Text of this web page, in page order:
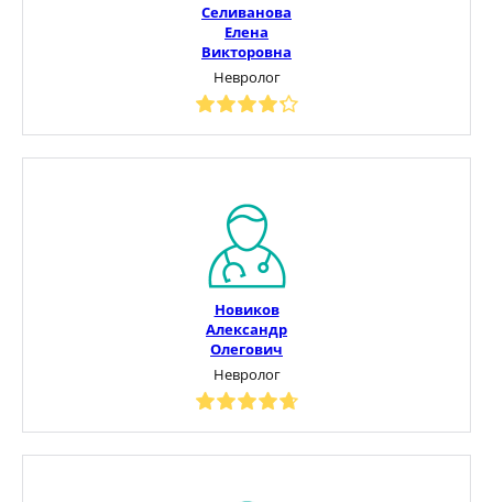
Селиванова
Елена
Викторовна
Невролог
Новиков
Александр
Олегович
Невролог